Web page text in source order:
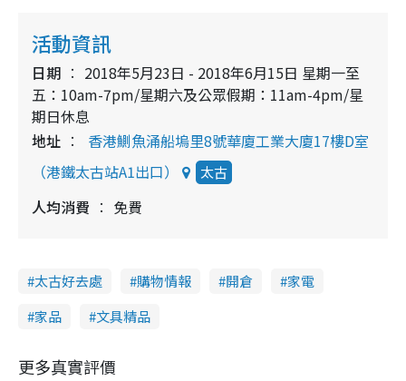
活動資訊
日期
2018年5月23日 - 2018年6月15日 星期一至
五：10am-7pm/星期六及公眾假期：11am-4pm/星
期日休息
地址
香港鰂魚涌船塢里8號華廈工業大廈17樓D室
（港鐵太古站A1出口）
太古
人均消費 免費
太古好去處 購物情報 開倉
家電
家品
文具精品
更多真實評價